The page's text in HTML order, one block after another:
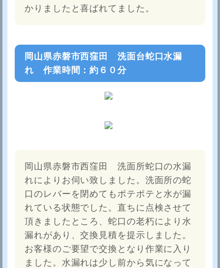
かりましたと喜ばれてました。
岡山県赤磐市西窪田 洗面台蛇口水漏
れ 作業時間：約６０分
岡山県赤磐市西窪田 洗面所蛇口の水漏
れによりお伺い致しました。洗面所の蛇
口のレバーを閉めてもポテポテと水が漏
れている状態でした。直ちに点検させて
頂きましたところ、蛇口の老朽により水
漏れがあり、交換見積を提示しました。
お客様のご要望で交換となり作業に入り
ました。水漏れは少し前から気になって